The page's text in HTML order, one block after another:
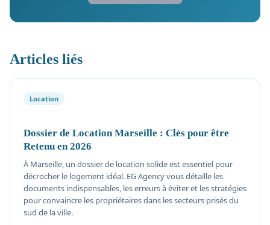
Articles liés
Location
Dossier de Location Marseille : Clés pour être
Retenu en 2026
À Marseille, un dossier de location solide est essentiel pour
décrocher le logement idéal. EG Agency vous détaille les
documents indispensables, les erreurs à éviter et les stratégies
pour convaincre les propriétaires dans les secteurs prisés du
sud de la ville.